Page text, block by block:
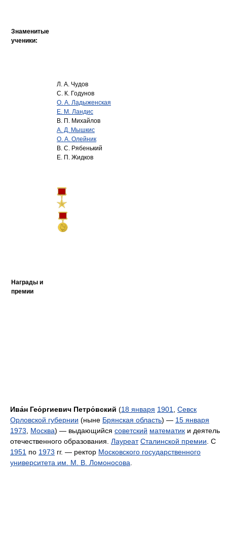
Знаменитые
ученики:
Л. А. Чудов
С. К. Годунов
О. А. Ладыженская
Е. М. Ландис
В. П. Михайлов
А. Д. Мышкис
О. А. Олейник
В. С. Рябенький
Е. П. Жидков
Награды и
премии
Ива́н Гео́ргиевич Петро́вский (18 января 1901
Севск
Орловской губернии (ныне Брянская область) — 15 января
1973
Москва) — выдающийся советский математик и деятель
отечественного образования. Лауреат Сталинской премии . С
1951 по 1973 гг. — ректор Московского государственного
университета им. М. В. Ломоносова